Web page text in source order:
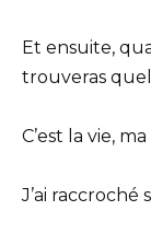
Et ensuite,
trouveras
C’est la vie,
J’ai raccroché